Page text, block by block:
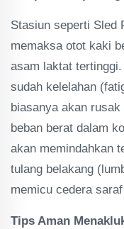
Stasiun seperti Sled
memaksa otot kaki
asam laktat
sudah kelelahan
biasanya akan
beban berat dalam
akan memindahkan
tulang belakang
memicu cedera
Tips Aman